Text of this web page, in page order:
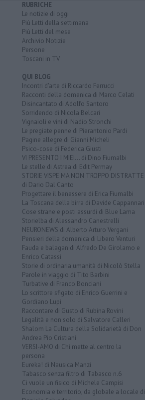
RUBRICHE
Le notizie di oggi
Più Letti della settimana
Più Letti del mese
Archivio Notizie
Persone
Toscani in TV
QUI BLOG
Incontri d'arte di Riccardo Ferrucci
Racconti della domenica di Marco Celati
Disincantato di Adolfo Santoro
Sorridendo di Nicola Belcari
Vignaioli e vini di Nadio Stronchi
Le pregiate penne di Pierantonio Pardi
Pagine allegre di Gianni Micheli
Psico-cose di Federica Giusti
VI PRESENTO I MIEI... di Dino Fiumalbi
Le stelle di Astrea di Edit Permay
STORIE VISPE MA NON TROPPO DISTRATTE
di Dario Dal Canto
Progettare il benessere di Erica Fiumalbi
La Toscana della birra di Davide Cappannari
Cose strane e posti assurdi di Blue Lama
Storielba di Alessandro Canestrelli
NEURONEWS di Alberto Arturo Vergani
Pensieri della domenica di Libero Venturi
Fauda e balagan di Alfredo De Girolamo e
Enrico Catassi
Storie di ordinaria umanità di Nicolò Stella
Parole in viaggio di Tito Barbini
Turbative di Franco Bonciani
Lo scrittore sfigato di Enrico Guerrini e
Gordiano Lupi
Raccontare di Gusto di Rubina Rovini
Legalità e non solo di Salvatore Calleri
Shalom La Cultura della Solidarietà di Don
Andrea Pio Cristiani
VERSI-AMO di Chi mette al centro la
persona
Eureka! di Nausica Manzi
Tabasco senza filtro di Tabasco n.6
Ci vuole un fisico di Michele Campisi
Economia e territorio, da globale a locale di